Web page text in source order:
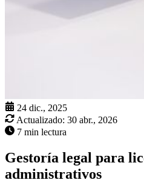
24 dic., 2025
Actualizado: 30 abr., 2026
7 min lectura
Gestoría legal para
administrativos